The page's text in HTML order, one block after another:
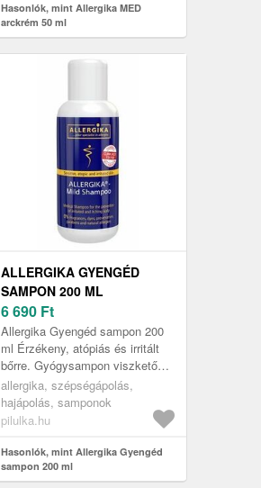
Hasonlók, mint Allergika MED
arckrém 50 ml
ALLERGIKA GYENGÉD
SAMPON 200 ML
6 690 Ft
Allergika Gyengéd sampon 200
ml Érzékeny, atópiás és irritált
bőrre. Gyógysampon viszkető
fejbőrirritáció megelőzésére.
allergika, szépségápolás,
hajápolás, samponok
pilulka.hu
Hasonlók, mint Allergika Gyengéd
sampon 200 ml